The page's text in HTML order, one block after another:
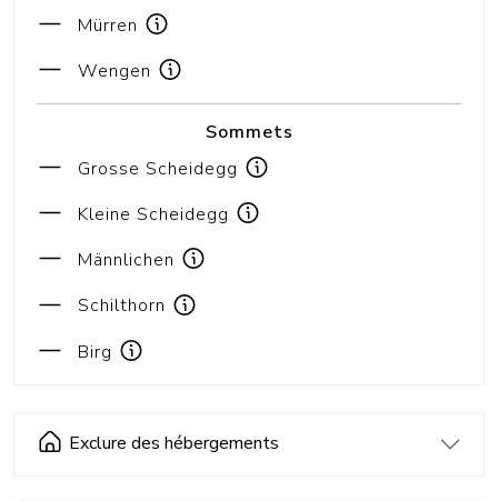
Mürren
Wengen
Sommets
Grosse Scheidegg
Kleine Scheidegg
Männlichen
Schilthorn
Birg
Exclure des hébergements